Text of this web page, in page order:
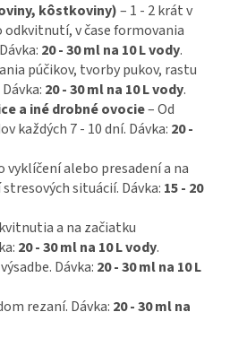
kôstkoviny)– 1 - 2 krát v
v čase formovania
20 - 30 ml na 10 L vody.
púčikov, tvorby pukov, rastu
20 - 30 ml na 10 L vody.
a iné drobné ovocie– Od
každých 7 - 10 dní. Dávka: 20 -
vyklíčení alebo presadení a na
situácií. Dávka: 15 - 20
a na začiatku
20 - 30 ml na 10 L vody.
Dávka: 20 - 30 ml na 10 L
rezaní. Dávka: 20 - 30 ml na